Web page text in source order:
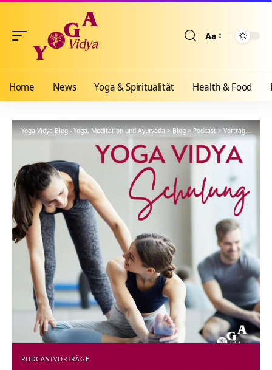
Aa
Home News Yoga & Spiritualität Health & Food
Yoga Vidya Blog - Yoga, Meditation und Ayurveda>Blog>Podcast>Vorträge >
PODCASTVORTRÄGE